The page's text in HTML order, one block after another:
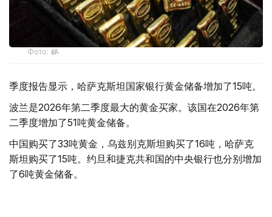
Фото: ӨзА
季度报告显示，哈萨克斯坦国家银行黄金储备增加了15吨。
波兰是2026年第二季度最大的黄金买家。该国在2026年第
二季度增加了51吨黄金储备。
中国购买了33吨黄金，乌兹别克斯坦购买了16吨，哈萨克
斯坦购买了15吨。约旦和捷克共和国的中央银行也分别增加
了6吨黄金储备。